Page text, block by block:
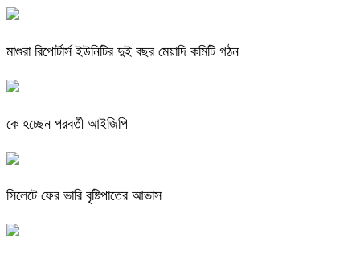
মাগুরা রিপোর্টার্স ইউনিটির দুই বছর মেয়াদি কমিটি গঠন
কে হচ্ছেন পরবর্তী আইজিপি
সিলেটে ফের ভারি বৃষ্টিপাতের আভাস